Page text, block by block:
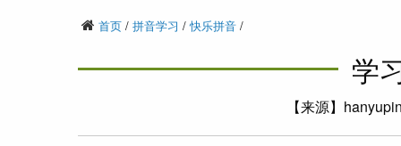
首页 / 拼音学习 /快乐拼音 /
学
【来源】